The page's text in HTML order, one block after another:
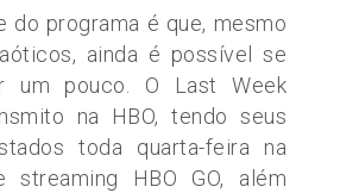
do programa é que, mesmo
ainda é possível se
um pouco. O Last Week
na HBO, tendo seus
toda quarta-feira na
streaming HBO GO, além